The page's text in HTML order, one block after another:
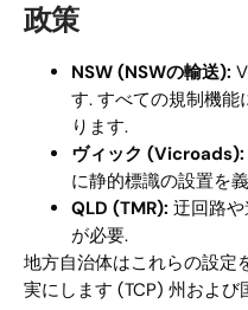
政策
NSW (NSWの輸送):
す. すべての規制機能
ります.
ヴィック (Vicroads):
に静的標識の設置を
QLD (TMR): 迂回路
が必要.
地方自治体はこれらの設定
実にします (TCP) 州および